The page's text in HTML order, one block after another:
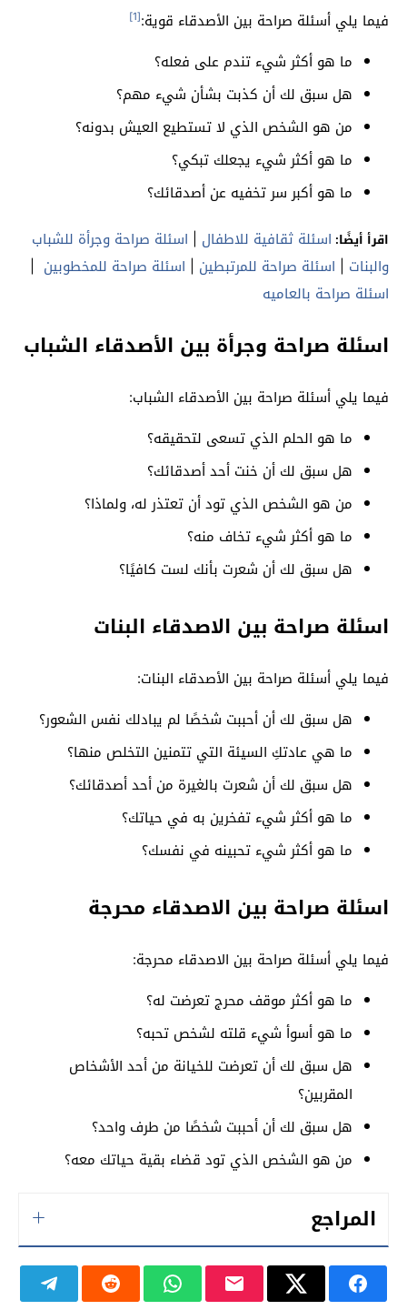
فيما يلي أسئلة صراحة بين الأصدقاء قوية:[1]
ما هو أكثر شيء تندم على فعله؟
هل سبق لك أن كذبت بشأن شيء مهم؟
من هو الشخص الذي لا تستطيع العيش بدونه؟
ما هو أكثر شيء يجعلك تبكي؟
ما هو أكبر سر تخفيه عن أصدقائك؟
اقرأ أيضًا: اسئلة ثقافية للاطفال | اسئلة صراحة وجرأة للشباب
والبنات | اسئلة صراحة للمرتبطين | اسئلة صراحة للمخطوبين |
اسئلة صراحة بالعاميه
اسئلة صراحة وجرأة بين الأصدقاء الشباب
فيما يلي أسئلة صراحة بين الأصدقاء الشباب:
ما هو الحلم الذي تسعى لتحقيقه؟
هل سبق لك أن خنت أحد أصدقائك؟
من هو الشخص الذي تود أن تعتذر له، ولماذا؟
ما هو أكثر شيء تخاف منه؟
هل سبق لك أن شعرت بأنك لست كافيًا؟
اسئلة صراحة بين الاصدقاء البنات
فيما يلي أسئلة صراحة بين الأصدقاء البنات:
هل سبق لك أن أحببت شخصًا لم يبادلك نفس الشعور؟
ما هي عادتكِ السيئة التي تتمنين التخلص منها؟
هل سبق لك أن شعرت بالغيرة من أحد أصدقائك؟
ما هو أكثر شيء تفخرين به في حياتك؟
ما هو أكثر شيء تحبينه في نفسك؟
اسئلة صراحة بين الاصدقاء محرجة
فيما يلي أسئلة صراحة بين الاصدقاء محرجة:
ما هو أكثر موقف محرج تعرضت له؟
ما هو أسوأ شيء قلته لشخص تحبه؟
هل سبق لك أن تعرضت للخيانة من أحد الأشخاص
المقربين؟
هل سبق لك أن أحببت شخصًا من طرف واحد؟
من هو الشخص الذي تود قضاء بقية حياتك معه؟
المراجع